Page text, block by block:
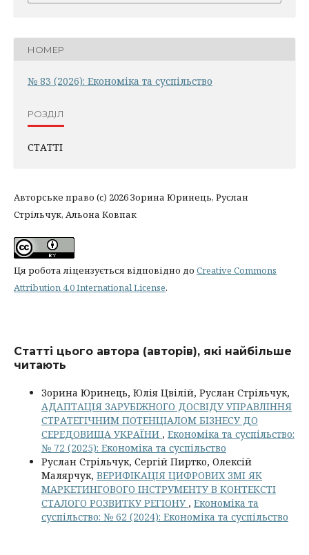
НОМЕР
№ 83 (2026): Економіка та суспільство
РОЗДІЛ
СТАТТІ
Авторське право (c) 2026 Зорина Юринець, Руслан
Стрільчук, Альона Ковпак
Ця робота ліцензується відповідно до Creative Commons
Attribution 4.0 International License.
Статті цього автора (авторів), які найбільше
читають
Зорина Юринець, Юлія Цвілій, Руслан Стрільчук,
АДАПТАЦІЯ ЗАРУБІЖНОГО ДОСВІДУ УПРАВЛІННЯ
СТРАТЕГІЧНИМ ПОТЕНЦІАЛОМ БІЗНЕСУ ДО
СЕРЕДОВИЩА УКРАЇНИ , Економіка та суспільство:
№ 72 (2025): Економіка та суспільство
Руслан Стрільчук, Сергій Пиртко, Олексій
Малярчук, ВЕРИФІКАЦІЯ ЦИФРОВИХ ЗМІ ЯК
МАРКЕТИНГОВОГО ІНСТРУМЕНТУ В КОНТЕКСТІ
СТАЛОГО РОЗВИТКУ РЕГІОНУ , Економіка та
суспільство: № 62 (2024): Економіка та суспільство